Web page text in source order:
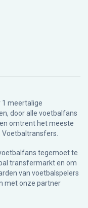
1 meertalige
door alle voetbalfans
omtrent het meeste
tegemoet te
transfermarkt en om
van voetbalspelers
met onze partner